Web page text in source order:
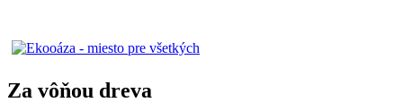
Za vôňou dreva